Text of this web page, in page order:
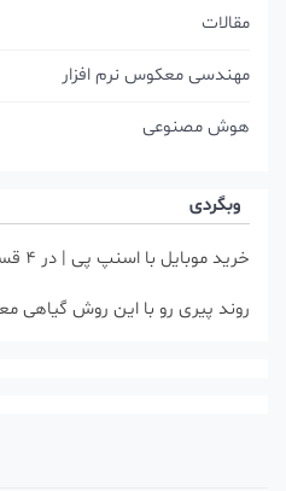
مقالات
مهندسی معکوس نرم افزار
هوش مصنوعی
وبگردی
خرید موبایل با اسنپ پی | در ۴ قسط بدون سود و کارمزد!
روند پیری رو با این روش گیاهی